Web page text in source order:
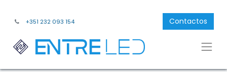
+351 232 093 154 Contactos